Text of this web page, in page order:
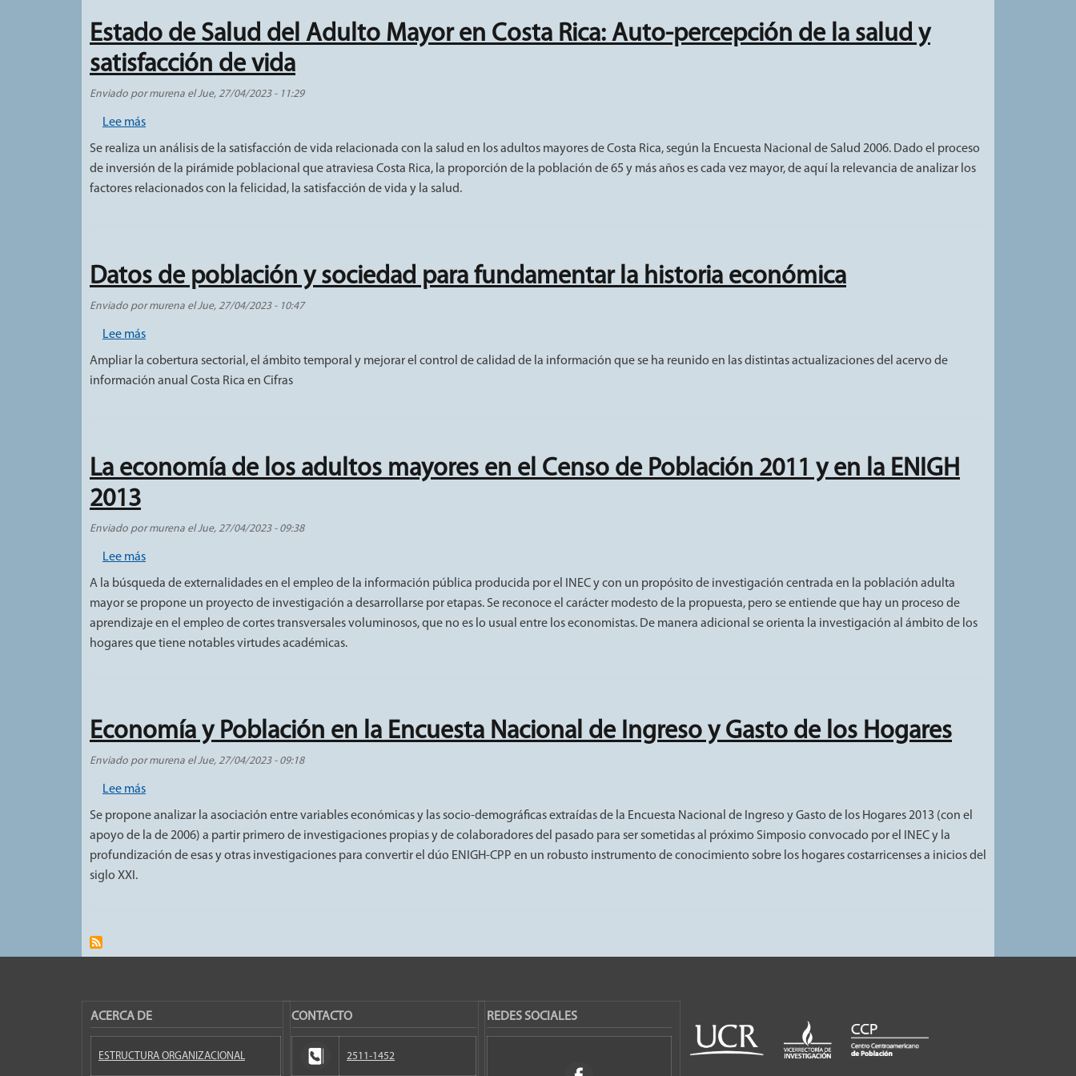
Estado de Salud del Adulto Mayor en Costa Rica: Auto-percepción de la salud y
satisfacción de vida
Enviado pormurena elJue, 27/04/2023 - 11:29
Lee mássobre Estado de Salud del Adulto Mayor en Costa Rica: Auto-percepción de la salud y satisfacción de vida
Se realiza un análisis de la satisfacción de vida relacionada con la salud en los adultos mayores de Costa Rica, según la Encuesta Nacional de Salud 2006. Dado el proceso
de inversión de la pirámide poblacional que atraviesa Costa Rica, la proporción de la población de 65 y más años es cada vez mayor, de aquí la relevancia de analizar los
factores relacionados con la felicidad, la satisfacción de vida y la salud.
Datos de población y sociedad para fundamentar la historia económica
Enviado pormurena elJue, 27/04/2023 - 10:47
Lee mássobre Datos de población y sociedad para fundamentar la historia económica
Ampliar la cobertura sectorial, el ámbito temporal y mejorar el control de calidad de la información que se ha reunido en las distintas actualizaciones del acervo de
información anual Costa Rica en Cifras
La economía de los adultos mayores en el Censo de Población 2011 y en la ENIGH
2013
Enviado pormurena elJue, 27/04/2023 - 09:38
Lee mássobre La economía de los adultos mayores en el Censo de Población 2011 y en la ENIGH 2013
A la búsqueda de externalidades en el empleo de la información pública producida por el INEC y con un propósito de investigación centrada en la población adulta
mayor se propone un proyecto de investigación a desarrollarse por etapas. Se reconoce el carácter modesto de la propuesta, pero se entiende que hay un proceso de
aprendizaje en el empleo de cortes transversales voluminosos, que no es lo usual entre los economistas. De manera adicional se orienta la investigación al ámbito de los
hogares que tiene notables virtudes académicas.
Economía y Población en la Encuesta Nacional de Ingreso y Gasto de los Hogares
Enviado pormurena elJue, 27/04/2023 - 09:18
Lee mássobre Economía y Población en la Encuesta Nacional de Ingreso y Gasto de los Hogares
Se propone analizar la asociación entre variables económicas y las socio-demográficas extraídas de la Encuesta Nacional de Ingreso y Gasto de los Hogares 2013 (con el
apoyo de la de 2006) a partir primero de investigaciones propias y de colaboradores del pasado para ser sometidas al próximo Simposio convocado por el INEC y la
profundización de esas y otras investigaciones para convertir el dúo ENIGH-CPP en un robusto instrumento de conocimiento sobre los hogares costarricenses a inicios del
siglo XXI.
ACERCA DE
ESTRUCTURA ORGANIZACIONAL
CONTACTO
2511-1452
REDES SOCIALES